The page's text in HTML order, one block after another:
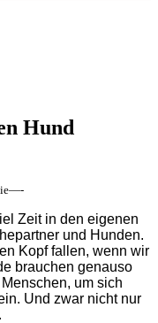
Hund
Zeit in den eigenen
und Hunden.
Kopf fallen, wenn wir
brauchen genauso
um sich
Und zwar nicht nur